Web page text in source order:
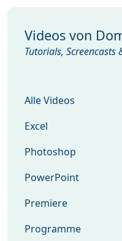
Videos von
Tutorials, Screencasts
Alle Videos
Excel
Photoshop
PowerPoint
Premiere
Programme